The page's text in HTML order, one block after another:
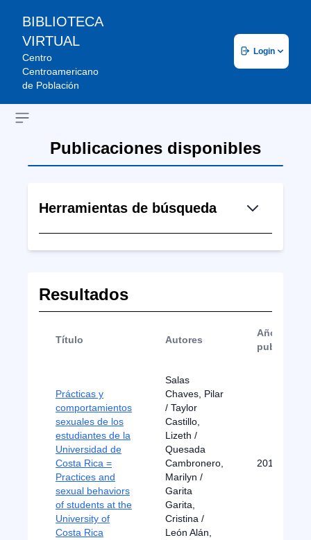
BIBLIOTECA
VIRTUAL
Centro
Centroamericano
de Población
Login
Open sidebar
Publicaciones disponibles
Herramientas de búsqueda
Resultados
Título Autores
Año de
Prácticas y
comportamientos
sexuales de los
estudiantes de la
Universidad de
Costa Rica =
Practices and
sexual behaviors
of students at the
University of
Costa Rica
Salas
Chaves, Pilar
/ Taylor
Castillo,
Lizeth /
Quesada
Cambronero,
Marilyn /
Garita
Garita,
Cristina /
León Alán,
2011